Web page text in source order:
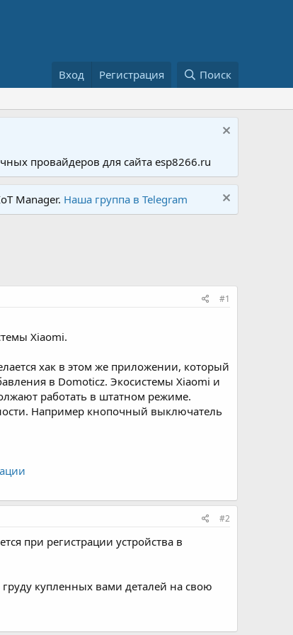
Вход Регистрация Поиск
провайдеров для сайта esp8266.ru
Manager. Наша группа в Telegram
#1
Xiaomi.
хак в этом же приложении, который
в Domoticz. Экосистемы Xiaomi и
работать в штатном режиме.
Например кнопочный выключатель
#2
при регистрации устройства в
груду купленных вами деталей на свою